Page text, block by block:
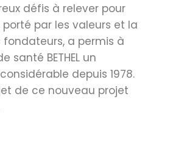
défis à relever pour
porté par les valeurs et la
fondateurs, a permis à
santé BETHEL un
considérable depuis 1978.
de ce nouveau projet